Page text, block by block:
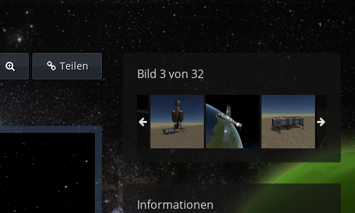
Teilen
Bild 3 von 32
Informationen